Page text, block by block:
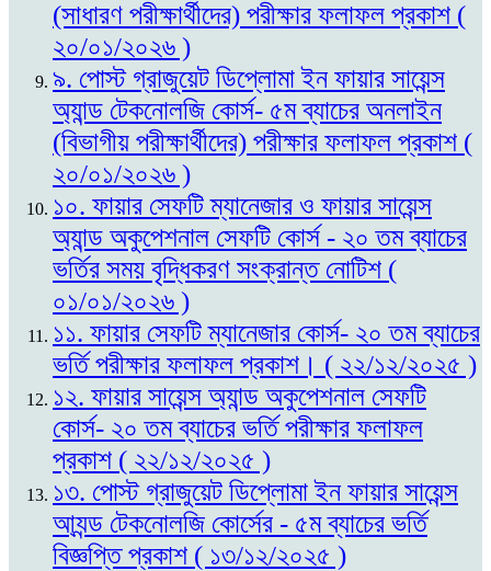
(সাধারণ পরীক্ষার্থীদের) পরীক্ষার ফলাফল প্রকাশ (
২০/০১/২০২৬ )
৯. পোস্ট গ্রাজুয়েট ডিপ্লোমা ইন ফায়ার সায়েন্স
অ্যান্ড টেকনোলজি কোর্স- ৫ম ব্যাচের অনলাইন
(বিভাগীয় পরীক্ষার্থীদের) পরীক্ষার ফলাফল প্রকাশ (
২০/০১/২০২৬ )
১০. ফায়ার সেফটি ম্যানেজার ও ফায়ার সায়েন্স
অ্যান্ড অকুপেশনাল সেফটি কোর্স - ২০ তম ব্যাচের
ভর্তির সময় বৃদ্ধিকরণ সংক্রান্ত নোটিশ (
০১/০১/২০২৬ )
১১. ফায়ার সেফটি ম্যানেজার কোর্স- ২০ তম ব্যাচের
ভর্তি পরীক্ষার ফলাফল প্রকাশ। ( ২২/১২/২০২৫ )
১২. ফায়ার সায়েন্স অ্যান্ড অকুপেশনাল সেফটি
কোর্স- ২০ তম ব্যাচের ভর্তি পরীক্ষার ফলাফল
প্রকাশ ( ২২/১২/২০২৫ )
১৩. পোস্ট গ্রাজুয়েট ডিপ্লোমা ইন ফায়ার সায়েন্স
আ্যন্ড টেকনোলজি কোর্সের - ৫ম ব্যাচের ভর্তি
বিজ্ঞপ্তি প্রকাশ ( ১৩/১২/২০২৫ )